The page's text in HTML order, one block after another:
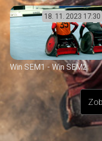
18. 11. 2023 17:30
Win SEM1 - Win SEM2